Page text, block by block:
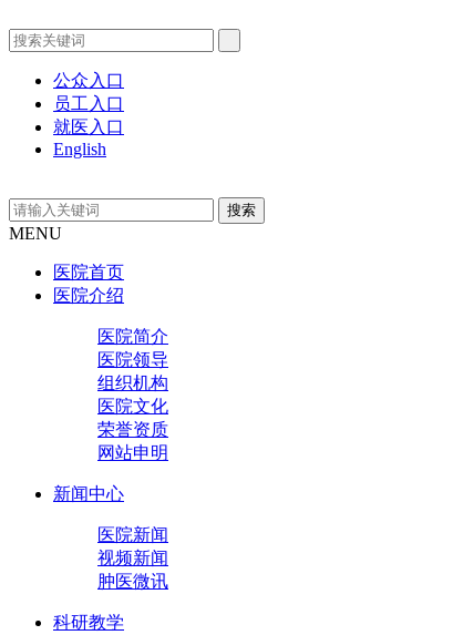
公众入口
员工入口
就医入口
English
MENU
医院首页
医院介绍
医院简介
医院领导
组织机构
医院文化
荣誉资质
网站申明
新闻中心
医院新闻
视频新闻
肿医微讯
科研教学